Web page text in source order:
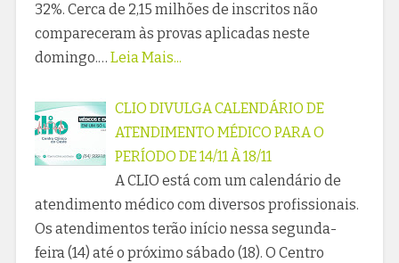
32%. Cerca de 2,15 milhões de inscritos não
compareceram às provas aplicadas neste
domingo.… Leia Mais...
CLIO DIVULGA CALENDÁRIO DE
ATENDIMENTO MÉDICO PARA O
PERÍODO DE 14/11 À 18/11
A CLIO está com um calendário de
atendimento médico com diversos profissionais.
Os atendimentos terão início nessa segunda-
feira (14) até o próximo sábado (18). O Centro